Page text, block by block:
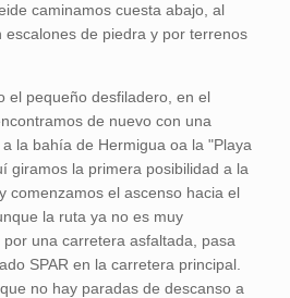
caminamos cuesta abajo, al
escalones de piedra y por terrenos
el pequeño desfiladero, en el
de nuevo con una
la bahía de Hermigua oa la "Playa
giramos la primera posibilidad a la
comenzamos el ascenso hacia el
la ruta ya no es muy
una carretera asfaltada, pasa
SPAR en la carretera principal.
no hay paradas de descanso a